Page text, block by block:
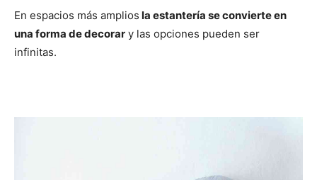
En espacios más amplios la estantería se convierte en
una forma de decorar y las opciones pueden ser
infinitas.